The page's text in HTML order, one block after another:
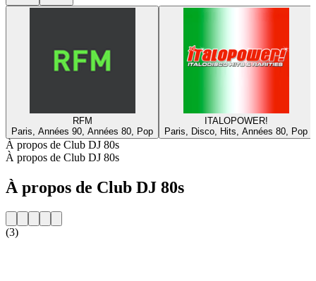
RFM
Paris, Années 90, Années 80, Pop
ITALOPOWER!
Paris, Disco, Hits, Années 80, Pop
À propos de Club DJ 80s
À propos de Club DJ 80s
À propos de Club DJ 80s
(3)